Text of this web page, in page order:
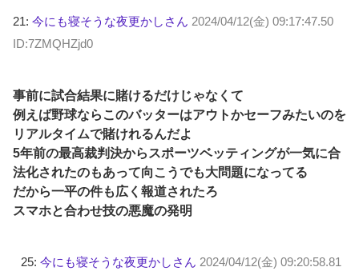
21: 今にも寝そうな夜更かしさん 2024/04/12(金) 09:17:47.50
ID:7ZMQHZjd0
事前に試合結果に賭けるだけじゃなくて
例えば野球ならこのバッターはアウトかセーフみたいのを
リアルタイムで賭けれるんだよ
5年前の最高裁判決からスポーツベッティングが一気に合
法化されたのもあって向こうでも大問題になってる
だから一平の件も広く報道されたろ
スマホと合わせ技の悪魔の発明
25: 今にも寝そうな夜更かしさん 2024/04/12(金) 09:20:58.81